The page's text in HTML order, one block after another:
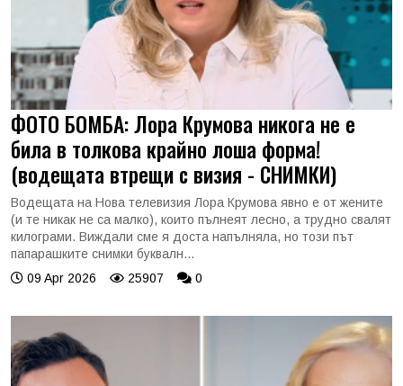
ФОТО БОМБА: Лора Крумова никога не е
била в толкова крайно лоша форма!
(водещата втрещи с визия - СНИМКИ)
Водещата на Нова телевизия Лора Крумова явно е от жените
(и те никак не са малко), които пълнеят лесно, а трудно свалят
килограми. Виждали сме я доста напълняла, но този път
папарашките снимки буквалн...
09 Apr 2026
25907 0